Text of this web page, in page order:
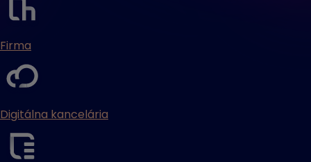
Firma
Digitálna kancelária